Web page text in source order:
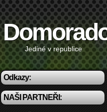
Jediné v republice
Odkazy:
NAŠI PARTNEŘI: